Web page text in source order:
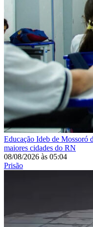
Educação Ideb de Mossoró
maiores cidades do RN
08/08/2026 às 05:04
Prisão